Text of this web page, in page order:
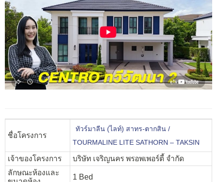
ชื่อโครงการ
ทัวร์มาลีน (ไลท์) สาทร-ตากสิน /
TOURMALINE LITE SATHORN – TAKSIN
เจ้าของโครงการ
บริษัท เจริญนคร พรอพเพอร์ตี้ จำกัด
ลักษณะห้องและ
1 Bed